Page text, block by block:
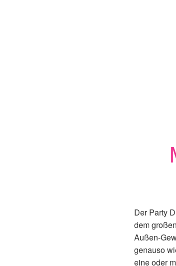
Der Party
dem
Außen-
genauso
eine oder